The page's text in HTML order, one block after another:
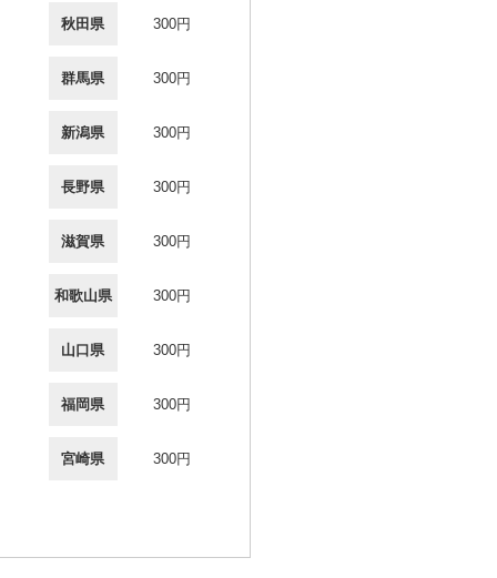
秋田県 300円
群馬県 300円
新潟県 300円
長野県 300円
滋賀県 300円
和歌山県 300円
山口県 300円
福岡県 300円
宮崎県 300円